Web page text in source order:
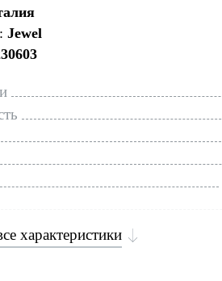
Jewel
характеристики